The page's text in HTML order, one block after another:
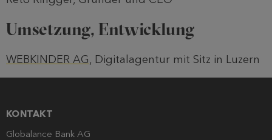
Umsetzung, Entwicklung
WEBKINDER AG, Digitalagentur mit Sitz in Luzern
KONTAKT
Globalance Bank AG